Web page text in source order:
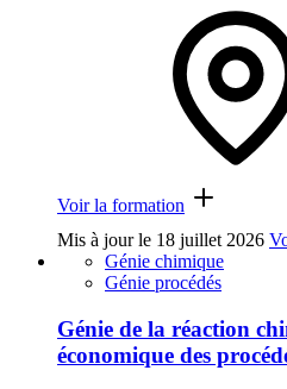
Voir la formation
Mis à jour le 18 juillet 2026
Génie chimique
Génie procédés
Génie de la réaction
économique des